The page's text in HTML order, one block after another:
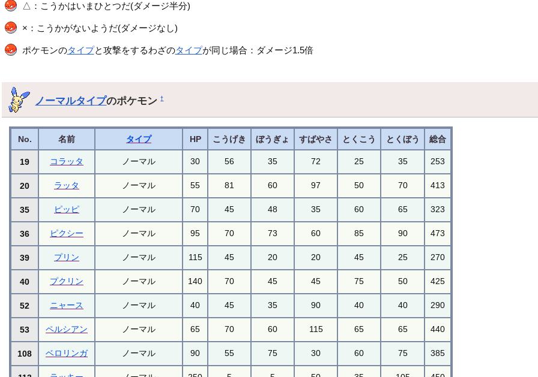
△：こうかはいまひとつだ(ダメージ半分)
×：こうかがないようだ(ダメージなし)
ポケモンのタイプと攻撃をするわざのタイプが同じ場合：ダメージ1.5倍
ノーマルタイプのポケモン†
No. 名前 タイプ HP こうげき ぼうぎょ すばやさ とくこう とくぼう 総合
19 コラッタ ノーマル 30 56 35 72 25 35 253
20 ラッタ ノーマル 55 81 60 97 50 70 413
35 ピッピ ノーマル 70 45 48 35 60 65 323
36 ピクシー ノーマル 95 70 73 60 85 90 473
39 プリン ノーマル 115 45 20 20 45 25 270
40 プクリン ノーマル 140 70 45 45 75 50 425
52 ニャース ノーマル 40 45 35 90 40 40 290
53 ペルシアン ノーマル 65 70 60 115 65 65 440
108 ベロリンガ ノーマル 90 55 75 30 60 75 385